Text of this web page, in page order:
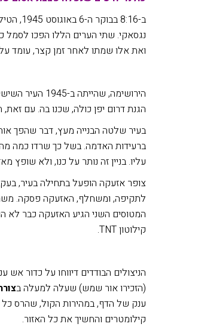
ב-8:16
נגסאקי. שתי הערים הללו הפכו לסמל
ואת אלו שמתו לאחר זמן קצר, עומד
הירושימה,
הגנת דרום יפן כולה, שכנו בה. עם
בעיר שלטה הבנייה מעץ, דבר שהפך
ברעידות האדמה. בשל כך שרדו כמה
עליו. בניין זה נותר על כנו, ולא שופץ
צופר אזעקה הופעל בתחילה בעיר,
לתקיפה, ומשחלף, האזעקה פסקה.
קילוטון TNT.
הניצולים הבודדים דיווחו על כדור
(הזכירו אור שמש) שעלה למעלה ב
ענק של הדף, במהירות הקול, שהרס
קילומטרים והחשיך את כל האזור.